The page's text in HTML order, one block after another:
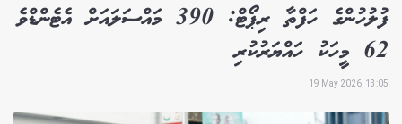
ފުލުހުންގެ ހަފްތާ ރިޕޯޓް: 390 މައްސަލައަށް އެޓެންޑްވެ
62 މީހަކު ހައްޔަރުކުރި
19 May 2026, 13:05